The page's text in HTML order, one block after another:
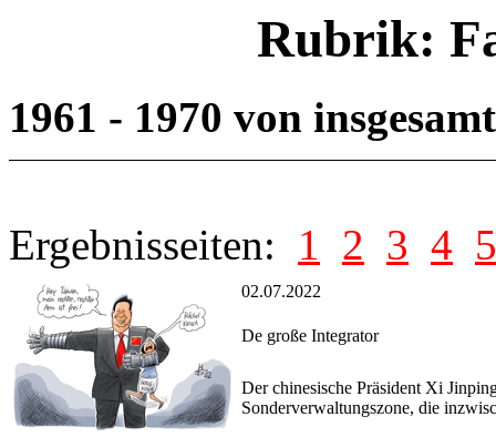
Rubrik:
1961 - 1970 von
Ergebnisseiten: 1 2 3 4 5
02.07.2022
De große Integrator
Der chinesische Präsident Xi
Sonderverwaltungszone, die